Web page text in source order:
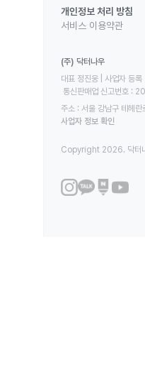
개인정보 처리 방침
서비스 이용약관
(주) 닥터나우
대표 정진웅 | 사업자
통신판매업 신고번호
주소 : 서울 강남구 테헤
사업자 정보 확인
Copyright 2026. 닥터